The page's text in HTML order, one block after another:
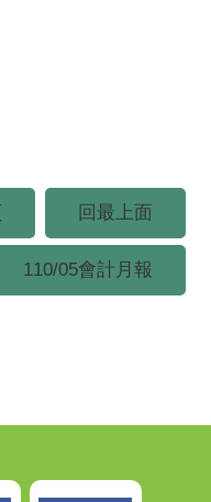
回最上面
110/05會計月報